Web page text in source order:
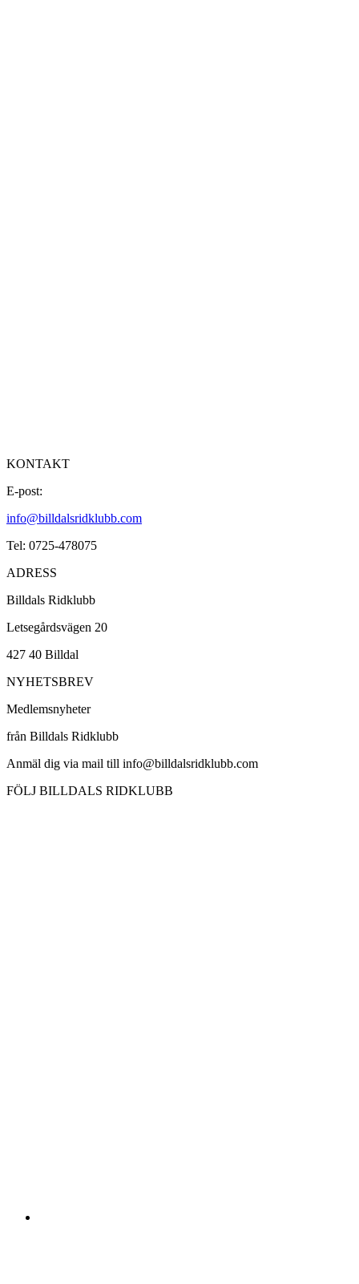
KONTAKT
E-post:
info@billdalsridklubb.com
Tel: 0725-478075
ADRESS
Billdals Ridklubb
Letsegårdsvägen 20
427 40 Billdal
NYHETSBREV
Medlemsnyheter
från Billdals Ridklubb
Anmäl dig via mail till info@billdalsridklubb.com
FÖLJ BILLDALS RIDKLUBB